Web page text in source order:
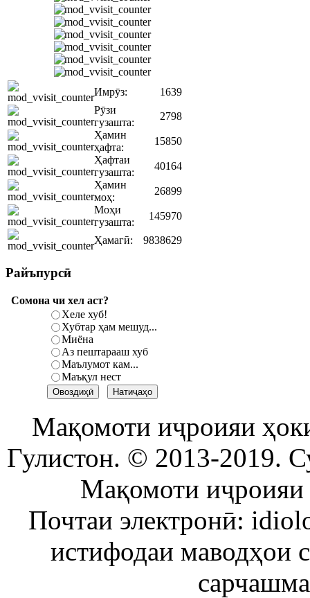
Имрӯз:
1639
Рӯзи
гузашта:
2798
Ҳамин
ҳафта:
15850
Ҳафтаи
гузашта:
40164
Ҳамин
моҳ:
26899
Моҳи
гузашта:
145970
Ҳамагӣ: 9838629
Райъпурсӣ
Сомона чи хел аст?
Хеле хуб!
Хубтар ҳам мешуд...
Миёна
Аз пештарааш хуб
Маълумот кам...
Маъқул нест
Мақомоти иҷроияи
Гулистон. © 2013-2019.
Мақомоти иҷроияи
Почтаи электронӣ:
истифодаи маводҳои